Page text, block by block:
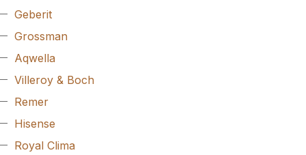
Geberit
Grossman
Aqwella
Villeroy & Boch
Remer
Hisense
Royal Clima